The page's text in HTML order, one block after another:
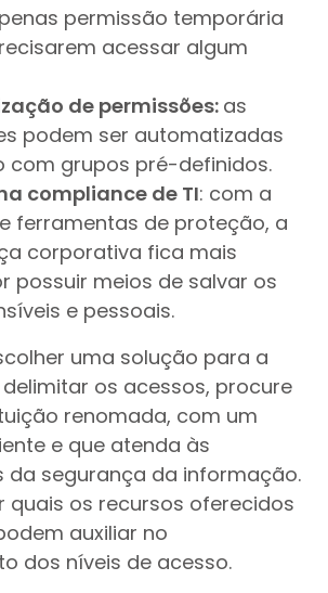
permissão temporária
acessar algum
de permissões: as
podem ser automatizadas
com grupos pré-definidos.
compliance de TI: com a
ferramentas de proteção, a
corporativa fica mais
possuir meios de salvar os
e pessoais.
uma solução para a
os acessos, procure
renomada, com um
e que atenda às
da segurança da informação.
quais os recursos oferecidos
auxiliar no
dos níveis de acesso.